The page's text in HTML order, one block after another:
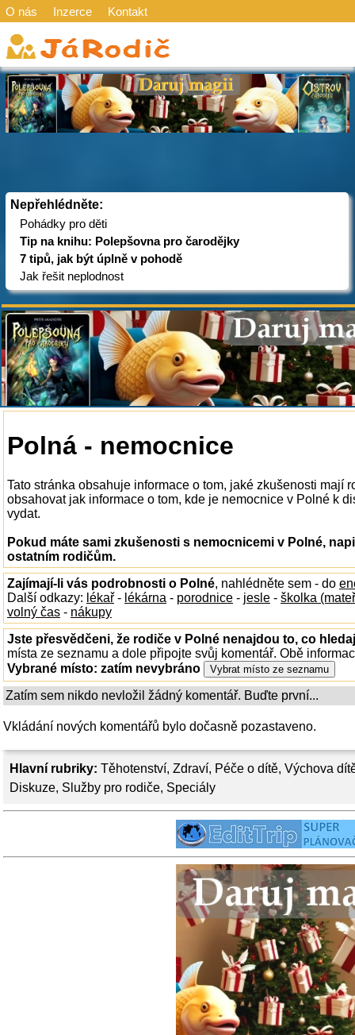
O nás Inzerce Kontakt
Nepřehlédněte:
Pohádky pro děti
Tip na knihu: Polepšovna pro čarodějky
7 tipů, jak být úplně v pohodě
Jak řešit neplodnost
Hlavní rubriky: Těhotenství, Zdraví, Péče o dítě, Výchova
Diskuze, Služby pro rodiče, Speciály
Polná - nemocnice
Tato stránka obsahuje informace o tom, jaké zkušenosti mají
obsahovat jak informace o tom, kde je nemocnice v Polné k
vydat.
Pokud máte sami zkušenosti s nemocnicemi v Polné,
ostatním rodičům.
Zajímají-li vás podrobnosti o Polné, nahlédněte sem - do
Další odkazy: lékař - lékárna - porodnice - jesle - školka
volný čas - nákupy
Jste přesvědčeni, že rodiče v Polné nenajdou to, co
místa ze seznamu a dole připojte svůj komentář. Obě
Vybrané místo: zatím nevybráno
Zatím sem nikdo nevložil žádný komentář. Buďte první...
Vkládání nových komentářů bylo dočasně pozastaveno.